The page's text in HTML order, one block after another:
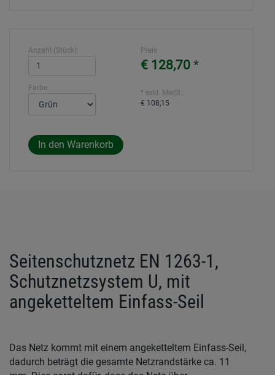
Anzahl (Stück):
Farbe
Preis
€ 128,70 *
* exkl. MwSt.:
€ 108,15
Seitenschutznetz EN 1263-1,
Schutznetzsystem U, mit
angeketteltem Einfass-Seil
Das Netz kommt mit einem angeketteltem Einfass-Seil,
dadurch beträgt die gesamte Netzrandstärke ca. 11